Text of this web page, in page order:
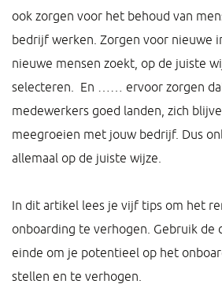
ook zorgen voor het behoud van
bedrijf werken. Zorgen voor nieuwe
nieuwe mensen zoekt, op de juiste
selecteren. En …… ervoor zorgen
medewerkers goed landen, zich
meegroeien met jouw bedrijf. Dus
allemaal op de juiste wijze.
In dit artikel lees je vijf tips om het
onboarding te verhogen. Gebruik de
einde om je potentieel op het
stellen en te verhogen.